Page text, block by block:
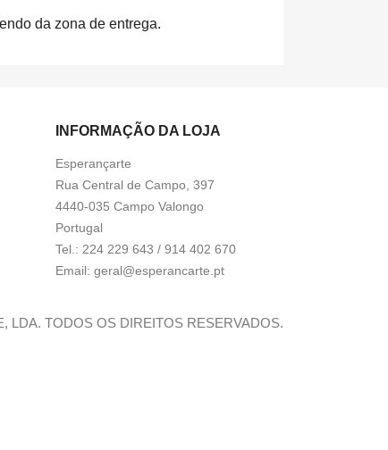
da zona de entrega.
INFORMAÇÃO DA LOJA
Esperançarte
Rua Central de Campo, 397
4440-035 Campo Valongo
Portugal
Tel.: 224 229 643 / 914 402 670
Email: geral@esperancarte.pt
LDA. TODOS OS DIREITOS RESERVADOS.